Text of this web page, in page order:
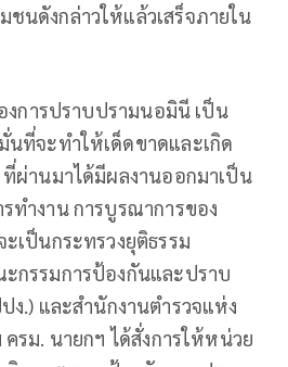
นดังกล่าวให้แล้วเสร็จภายใน
งการปราบปรามนอมินี เป็น
นที่จะทำให้เด็ดขาดและเกิด
ที่ผ่านมาได้มีผลงานออกมาเป็น
ทำงาน การบูรณาการของ
เป็นกระทรวงยุติธรรม
กรรมการป้องกันและปราบ
ง.) และสำนักงานตำรวจแห่ง
รม. นายกฯ ได้สั่งการให้หน่วย